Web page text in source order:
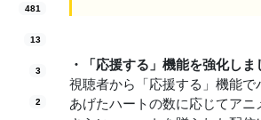
481
13
3
2
・「応援する」機能を強化しま
視聴者から「応援する」機能で
あげたハートの数に応じてアニ